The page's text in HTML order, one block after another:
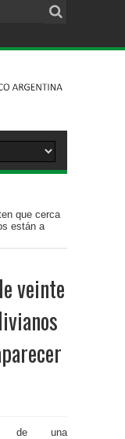
que cerca
están a
veinte
de una